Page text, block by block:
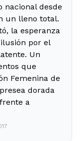
nacional desde
un lleno total.
la esperanza
por el
Un
que
Femenina de
dorada
a